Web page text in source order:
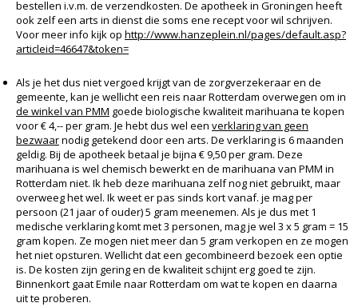
bestellen i.v.m. de verzendkosten. De apotheek in Groningen heeft
ook zelf een arts in dienst die soms ene recept voor wil schrijven.
Voor meer info kijk op http://www.hanzeplein.nl/pages/default.asp?
articleid=46647&token=
Als je het dus niet vergoed krijgt van de zorgverzekeraar en de
gemeente, kan je wellicht een reis naar Rotterdam overwegen om in
de winkel van PMM goede biologische kwaliteit marihuana te kopen
voor € 4,-- per gram. Je hebt dus wel een verklaring van geen
bezwaarnodig getekend door een arts. De verklaring is 6 maanden
geldig. Bij de apotheek betaal je bijna € 9,50 per gram. Deze
marihuana is wel chemisch bewerkt en de marihuana van PMM in
Rotterdam niet. Ik heb deze marihuana zelf nog niet gebruikt, maar
overweeg het wel. Ik weet er pas sinds kort vanaf. je mag per
persoon (21 jaar of ouder) 5 gram meenemen. Als je dus met 1
medische verklaring komt met 3 personen, mag je wel 3 x 5 gram = 15
gram kopen. Ze mogen niet meer dan 5 gram verkopen en ze mogen
het niet opsturen. Wellicht dat een gecombineerd bezoek een optie
is. De kosten zijn gering en de kwaliteit schijnt erg goed te zijn.
Binnenkort gaat Emile naar Rotterdam om wat te kopen en daarna
uit te proberen.